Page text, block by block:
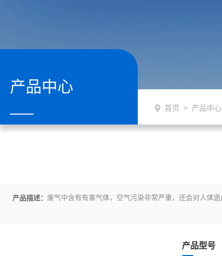
产品中心
首页 > 产品中心
产品描述： 废气中含有有害气体，空气污染非常严重，还会对人体
产品型号